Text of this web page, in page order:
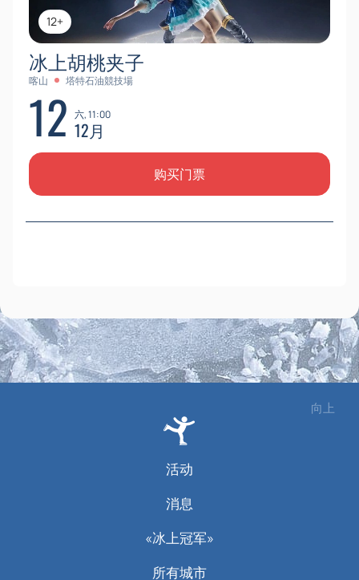
12+
冰上胡桃夹子
喀山 塔特石油競技場
12 六, 11:00
12月
购买门票
向上
活动
消息
«冰上冠军»
所有城市